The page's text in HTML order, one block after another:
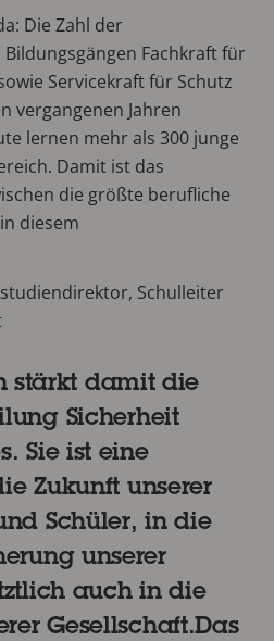
Die Zahl der
Fachkraft für
Servicekraft für Schutz
vergangenen Jahren
lernen mehr als 300 junge
Damit ist das
die größte berufliche
diesem
Schulleiter
stärkt damit die
Sicherheit
Sie ist eine
Zukunft unserer
Schüler, in die
unserer
auch in die
Gesellschaft.Das